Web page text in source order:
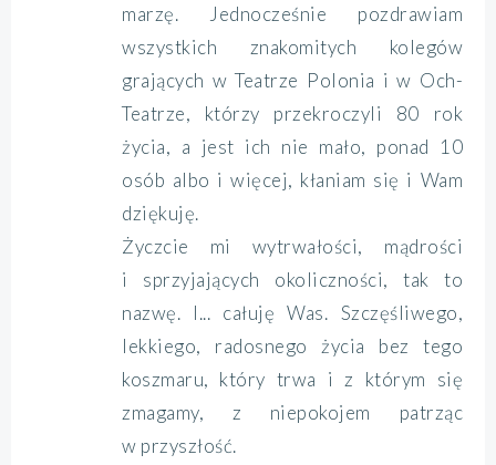
marzę. Jednocześnie pozdrawiam
wszystkich znakomitych kolegów
grających w Teatrze Polonia i w Och-
Teatrze, którzy przekroczyli 80 rok
życia, a jest ich nie mało, ponad 10
osób albo i więcej, kłaniam się i Wam
dziękuję.
Życzcie mi wytrwałości, mądrości
i sprzyjających okoliczności, tak to
nazwę. I... całuję Was. Szczęśliwego,
lekkiego, radosnego życia bez tego
koszmaru, który trwa i z którym się
zmagamy, z niepokojem patrząc
w przyszłość.